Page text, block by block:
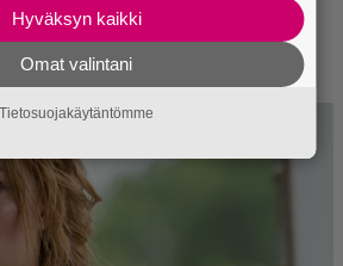
Hyväksyn kaikki
Omat valintani
Tietosuojakäytäntömme